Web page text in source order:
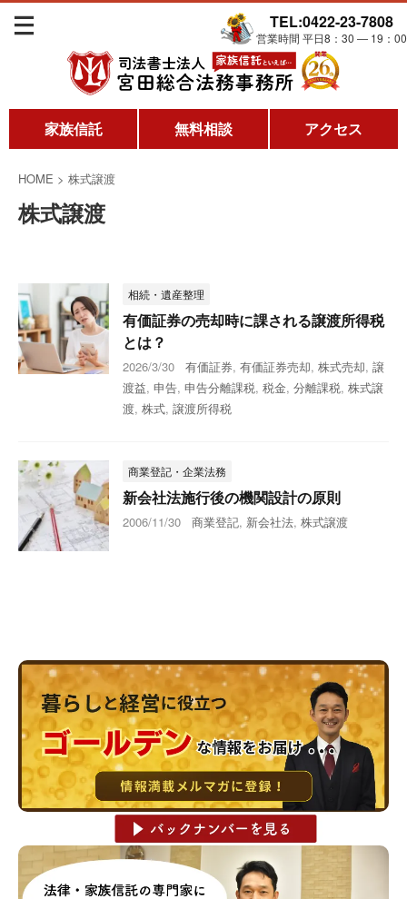
TEL:0422-23-7808
営業時間 平日8：30 ― 19：00
家族信託 無料相談 アクセス
HOME > 株式譲渡
株式譲渡
相続・遺産整理
有価証券の売却時に課される譲渡所得税
とは？
2026/3/30 有価証券, 有価証券売却, 株式売却, 譲
渡益, 申告, 申告分離課税, 税金, 分離課税, 株式譲
渡, 株式, 譲渡所得税
商業登記・企業法務
新会社法施行後の機関設計の原則
2006/11/30 商業登記, 新会社法, 株式譲渡